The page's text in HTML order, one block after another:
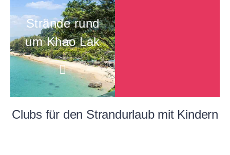
Strände rund
um Khao Lak
Clubs für den Strandurlaub mit Kindern